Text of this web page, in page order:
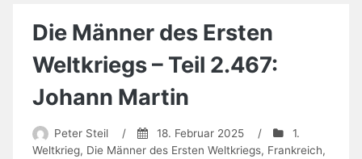
Die Männer des Ersten
Weltkriegs – Teil 2.467:
Johann Martin
Peter Steil / 18. Februar 2025 /
1.
Weltkrieg, Die Männer des Ersten Weltkriegs, Frankreich,